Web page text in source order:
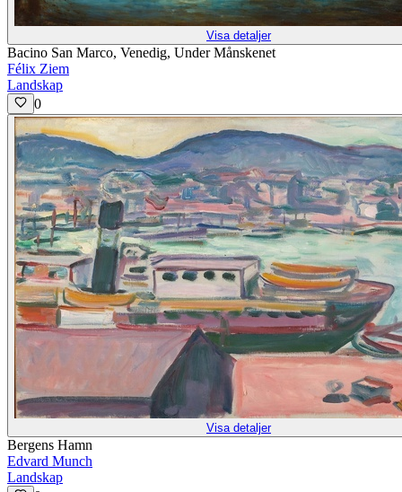
Visa detaljer
Bacino San Marco, Venedig, Under Månskenet
Félix Ziem
Landskap
0
Visa detaljer
Bergens Hamn
Edvard Munch
Landskap